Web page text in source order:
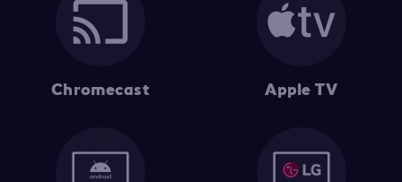
Chromecast Apple TV